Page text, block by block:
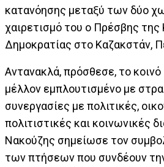
κατανόησης μεταξύ των δύο
χαιρετισμό του ο Πρέσβης της
Δημοκρατίας στο Καζακστάν,
Αντανακλά, πρόσθεσε, το κοινό
μέλλον εμπλουτισμένο με
συνεργασίες με πολιτικές,
πολιτιστικές και κοινωνικές
Νακούζης σημείωσε τον
των πτήσεων που συνδέουν